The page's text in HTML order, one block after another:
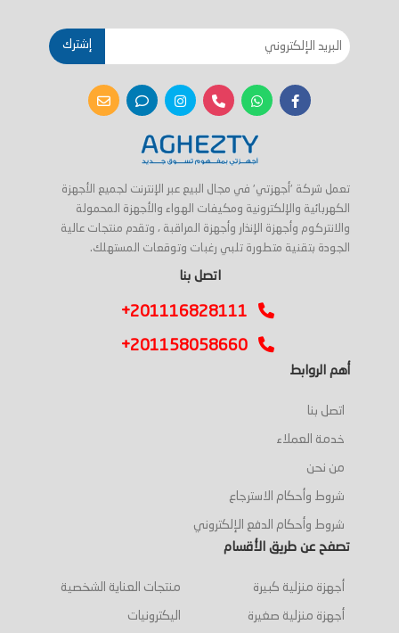
إشترك
تعمل شركة 'أجهزتي' في مجال البيع عبر الإنترنت لجميع الأجهزة
الكهربائية والإلكترونية ومكيفات الهواء والأجهزة المحمولة
والانتركوم وأجهزة الإنذار وأجهزة المراقبة ، وتقدم منتجات عالية
الجودة بتقنية متطورة تلبي رغبات وتوقعات المستهلك.
اتصل بنا
+201116828111
+201158058660
أهم الروابط
اتصل بنا
خدمة العملاء
من نحن
شروط وأحكام الاسترجاع
شروط وأحكام الدفع الإلكتروني
تصفح عن طريق الأقسام
أجهزة منزلية كبيرة
أجهزة منزلية صغيرة
منتجات العناية الشخصية
اليكترونيات